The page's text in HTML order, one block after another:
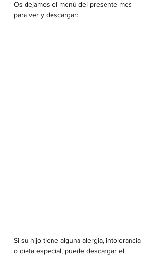
Os dejamos el menú del presente mes
para ver y descargar:
Si su hijo tiene alguna alergia, intolerancia
o dieta especial, puede descargar el